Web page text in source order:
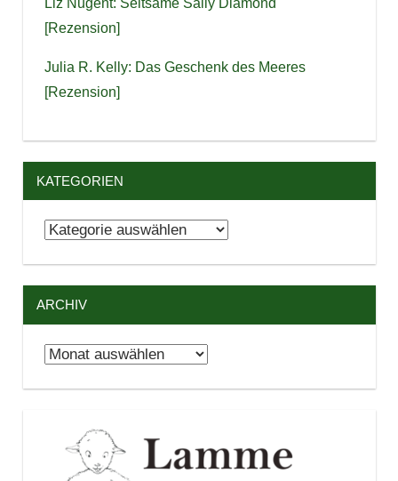
[Rezension]
Julia R. Kelly: Das Geschenk des Meeres
[Rezension]
KATEGORIEN
Kategorien
ARCHIV
Archiv